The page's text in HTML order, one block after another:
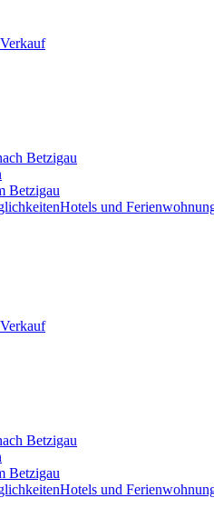
Betzigau
Betzigau
Hotels und
Betzigau
Betzigau
Hotels und